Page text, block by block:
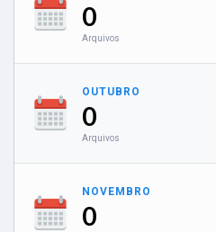
0
Arquivos
OUTUBRO
0
Arquivos
NOVEMBRO
0